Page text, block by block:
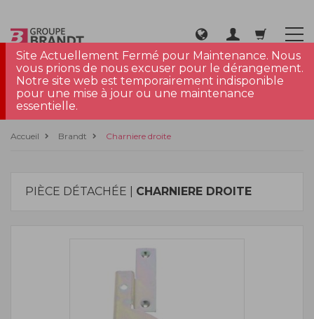
Site Actuellement Fermé pour Maintenance. Nous
vous prions de nous excuser pour le dérangement.
Notre site web est temporairement indisponible
pour une mise à jour ou une maintenance
essentielle.
Accueil Brandt Charniere droite
PIÈCE DÉTACHÉE | CHARNIERE DROITE